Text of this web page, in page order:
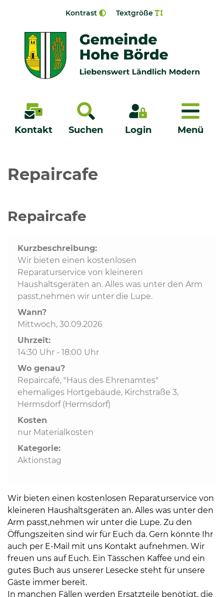
Kontrast Textgröße
Kontakt Suchen Login Menü
Menü
Neuigkeiten
Kommunalpolitik
Bildung und Soziales
Wirtschaft, Bauen, Verkehr
Tourismus, Freizeit, Dorfleben
Ehrenamt und Engagement
Repaircafe
Repaircafe
Kurzbeschreibung:
Wir bieten einen kostenlosen
Reparaturservice von kleineren
Haushaltsgeräten an. Alles was unter den Arm
passt,nehmen wir unter die Lupe.
Wann?
Mittwoch, 30.09.2026
Uhrzeit:
14:30 Uhr - 18:00 Uhr
Wo genau?
Repaircafé, "Haus des Ehrenamtes"
ehemaliges Hortgebäude, Kirchstraße 3,
Hermsdorf (Hermsdorf)
Kosten
nur Materialkosten
Kategorie:
Aktionstag
Wir bieten einen kostenlosen Reparaturservice von
kleineren Haushaltsgeräten an. Alles was unter den
Arm passt,nehmen wir unter die Lupe. Zu den
Öffungszeiten sind wir für Euch da. Gern könnte Ihr
auch per E-Mail mit uns Kontakt aufnehmen. Wir
freuen uns auf Euch. Ein Tässchen Kaffee und ein
gutes Buch aus unserer Lesecke steht für unsere
Gäste immer bereit.
In manchen Fällen werden Ersatzteile benötigt, die